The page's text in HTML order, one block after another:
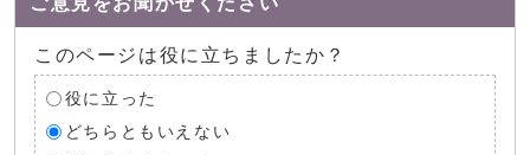
このページは役に立ちましたか？
役に立った
どちらともいえない